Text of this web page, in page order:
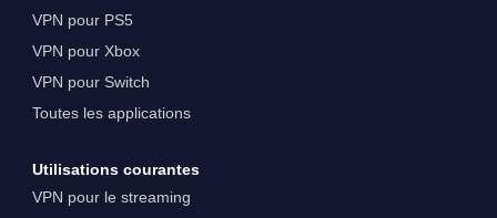
VPN pour PS5
VPN pour Xbox
VPN pour Switch
Toutes les applications
Utilisations courantes
VPN pour le streaming